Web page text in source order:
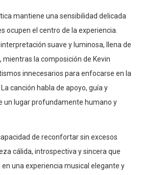
mantiene una sensibilidad delicada
ocupen el centro de la experiencia.
suave y luminosa, llena de
mientras la composición de Kevin
innecesarios para enfocarse en la
canción habla de apoyo, guía y
un lugar profundamente humano y
de reconfortar sin excesos
cálida, introspectiva y sincera que
una experiencia musical elegante y